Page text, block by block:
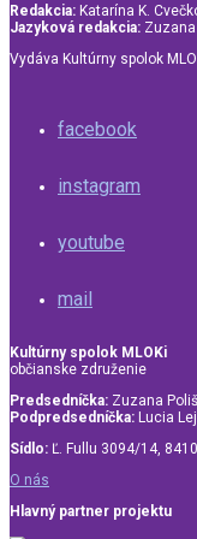
Redakcia: Katarína K.
Jazyková redakcia:
Vydáva Kultúrny spolok
facebook
instagram
youtube
mail
Kultúrny spolok MLOKi
občianske združenie
Predsedníčka: Zuzana
Podpredsedníčka: Lucia
Sídlo: Ľ. Fullu 3094/14,
O nás
Hlavný partner projektu